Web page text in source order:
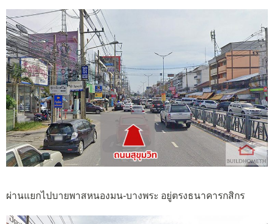
ผ่านแยกไปบายพาสหนองมน-บางพระ อยู่ตรงธนาคารกสิกร